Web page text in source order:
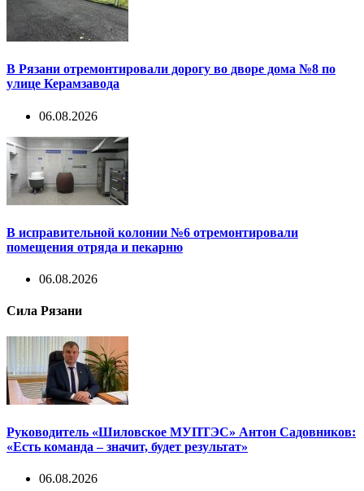
В Рязани отремонтировали дорогу во дворе дома №8 по
улице Керамзавода
06.08.2026
В исправительной колонии №6 отремонтировали
помещения отряда и пекарню
06.08.2026
Сила Рязани
Руководитель «Шиловское МУПТЭС» Антон Садовников:
«Есть команда – значит, будет результат»
06.08.2026